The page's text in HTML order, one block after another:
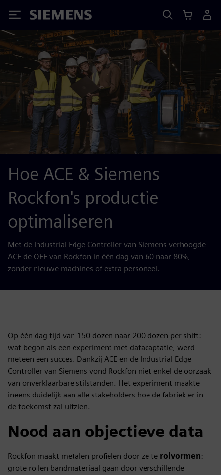
Siemens
Hoe ACE & Siemens
Rockfon's productie
optimaliseren
Met de Industrial Edge Controller van Siemens verhoogde
ACE de OEE van Rockfon in één dag van 60 naar 80%,
zonder nieuwe machines of extra personeel.
Op één dag tijd van 150 dozen naar 200 dozen per shift:
wat begon als een experiment met datacaptatie, werd
meteen een succes. Dankzij ACE en de Industrial Edge
Controller van Siemens vond Rockfon niet enkel de oorzaak
van onverklaarbare stilstanden. Het experiment maakte
ineens duidelijk aan alle stakeholders hoe de fabriek er in
de toekomst zal uitzien.
Nood aan objectieve data
Rockfon maakt metalen profielen door ze te rolvormen:
grote rollen bandmateriaal gaan door verschillende